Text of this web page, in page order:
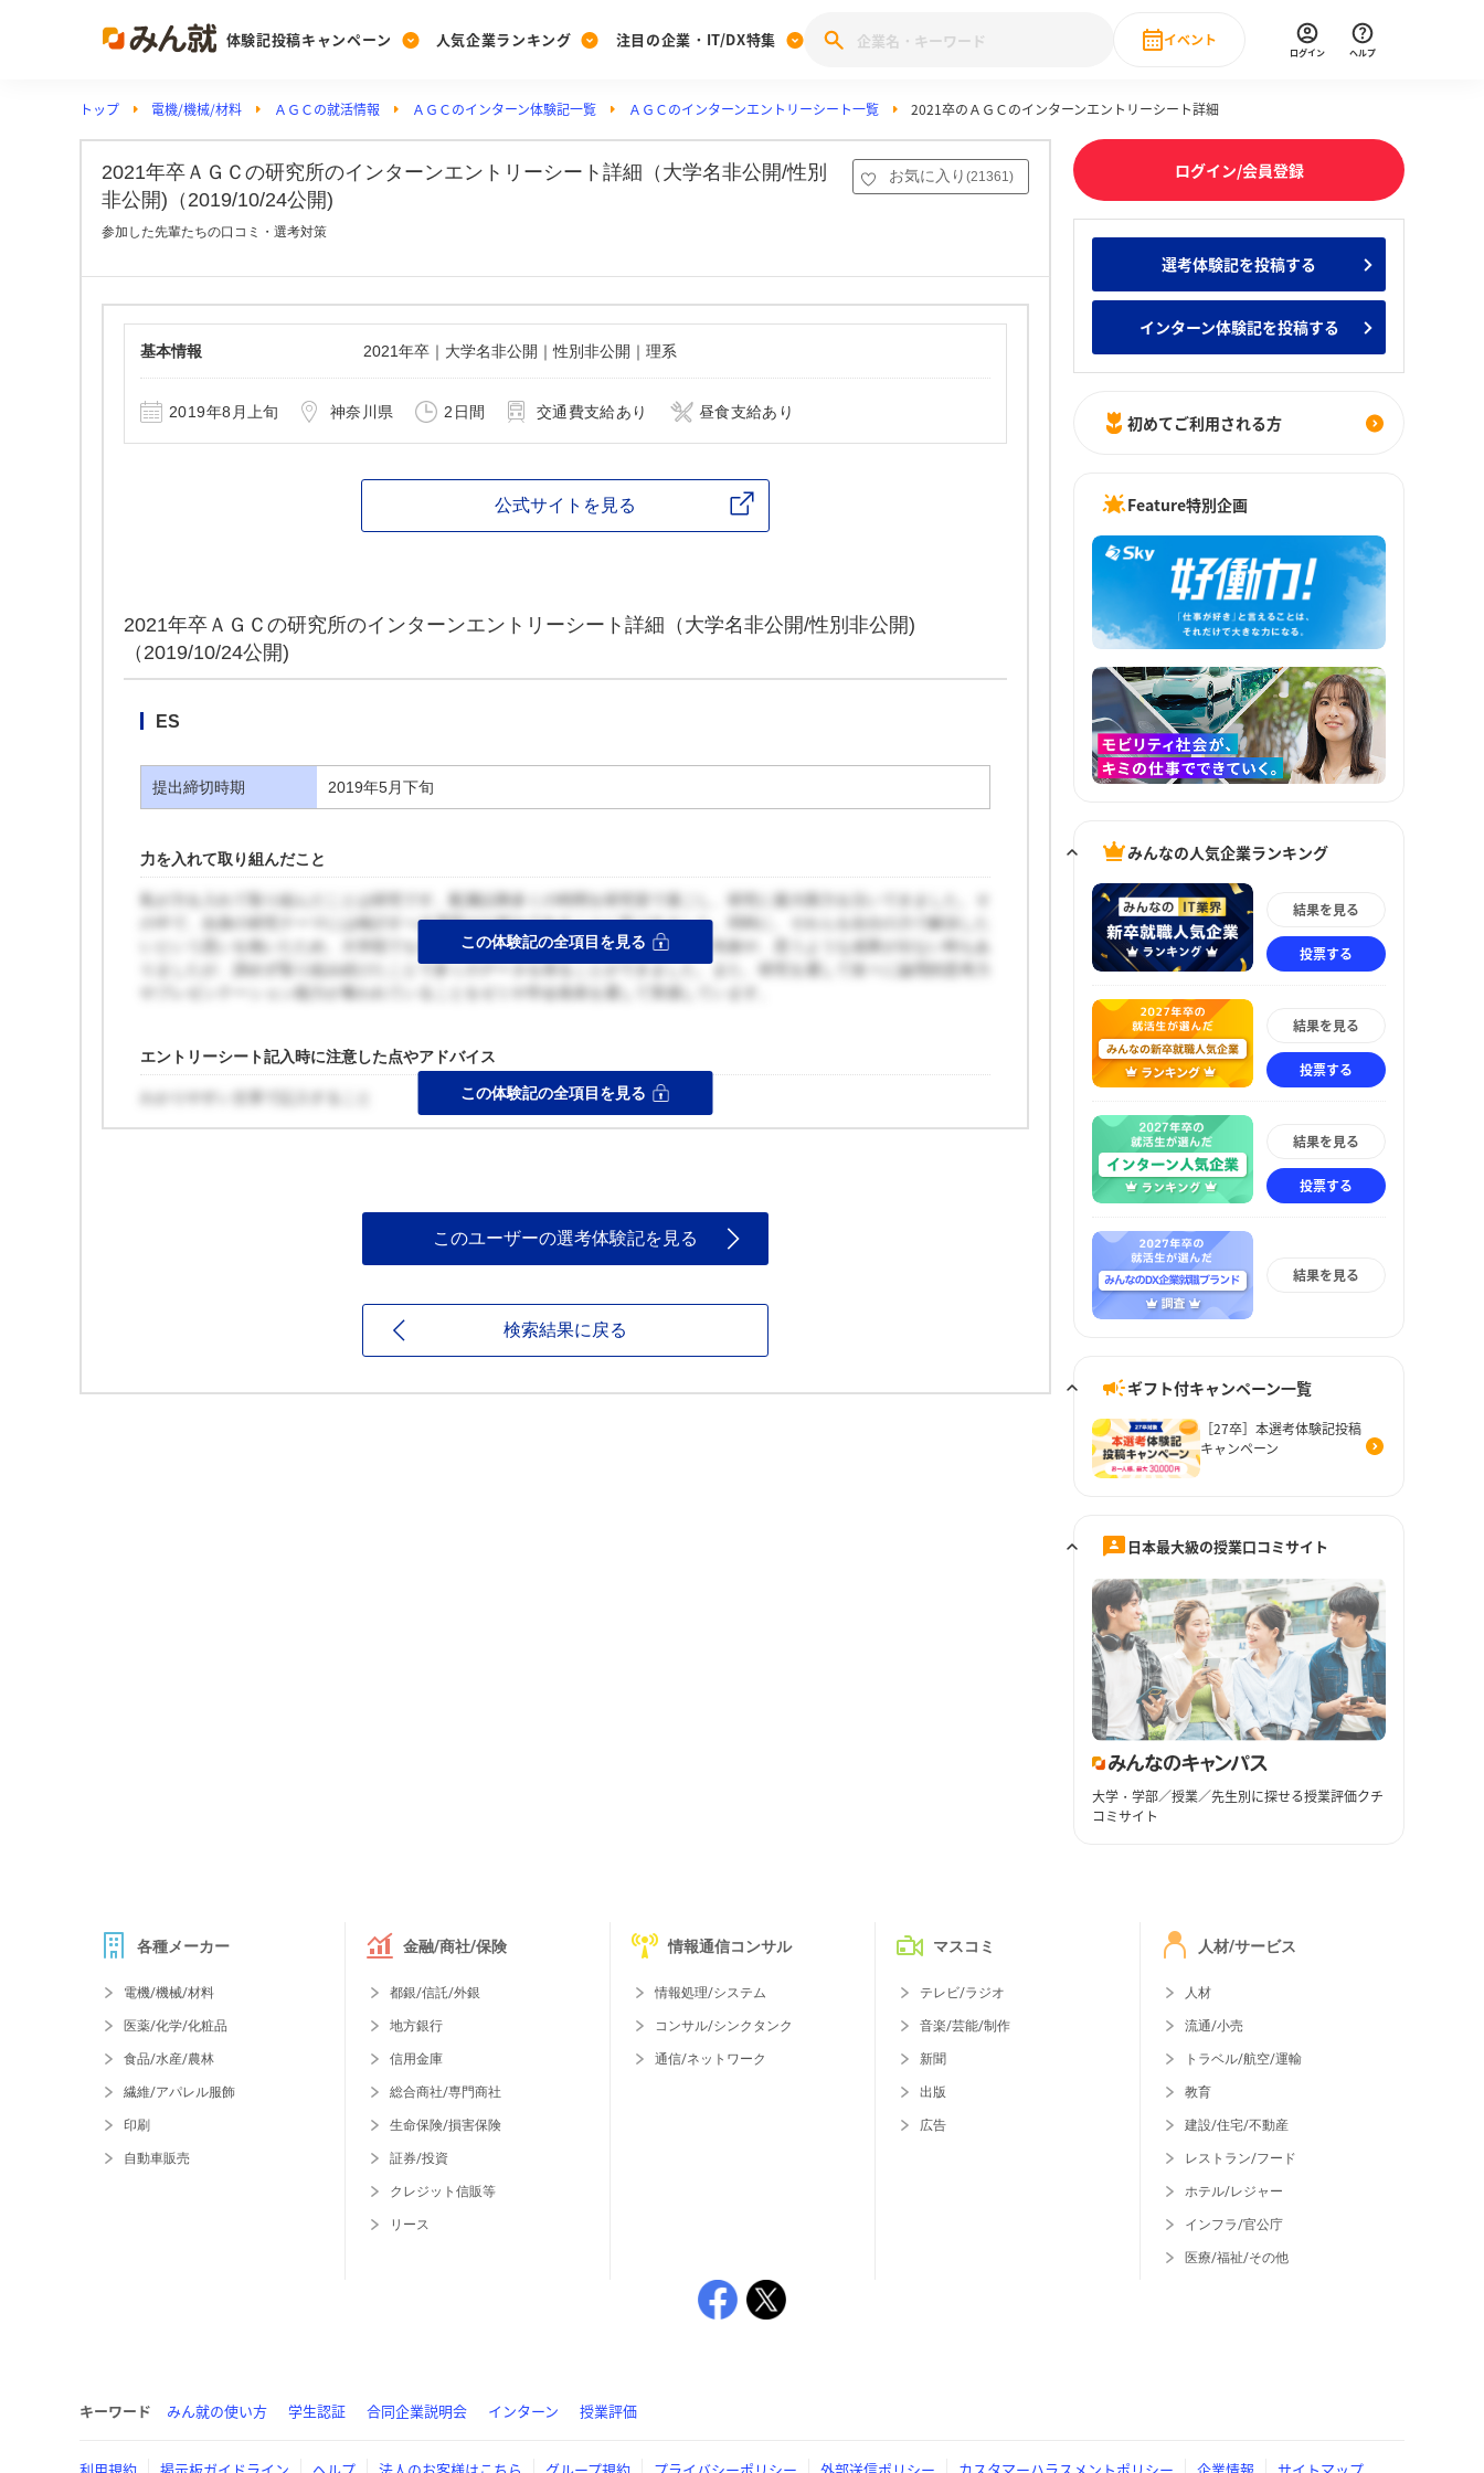
体験記投稿キャンペーン
Post
投稿する
[27卒] 本選考体験記投稿キャンペーン
人気企業ランキング
Ranking
ランキングを見る
みんなのDX企業就職ブランド調査
Vote みんなの新卒就職人気企業ランキング みんなのインターン人気企業ランキ
注目の企業・IT/DX特集
PickUp
注目の企業特集
28卒 IT・DX現場社員インタビュー
動画で知ろう！業界・企業研究
イベント
Event
直近のイベント一覧
ログイン ヘルプ
トップ 電機/機械/材料 ＡＧＣの就活情報 ＡＧＣのインターン体験記一覧 ＡＧＣのインターンエントリーシート一覧 2021卒のＡＧＣのインターンエントリーシート詳細
2021年卒ＡＧＣの研究所のインターンエントリーシート詳細（大学名非公開/性別
非公開)（2019/10/24公開)
お気に入り (21361)
参加した先輩たちの口コミ・選考対策
基本情報 2021年卒｜大学名非公開｜性別非公開｜理系
2019年8月上旬 神奈川県 2日間 交通費支給あり 昼食支給あり
公式サイトを見る
2021年卒ＡＧＣの研究所のインターンエントリーシート詳細（大学名非公開/性別非公開)
（2019/10/24公開)
ES
提出締切時期 2019年5月下旬
力を入れて取り組んだこと
私が力を入れて取り組んだことは研究です。配属以降多くの時間を研究室で過ごし、研究に最大限力を注いできました。そ
の中で、自身の研究テーマには検討すべき課題が山積みであることに気づきました。同時に、それらを自分の力で解決した
いという思いを抱いたため、大学院でも引き続き研究を進めています。実験の中で失敗や、思うような成果が出ない時もあ
りましたが、諦めず取り組み続けたことで多くのデータを得ることができました。また、研究を通して徐々に論理的思考力
やプレゼンテーション能力が養われていることをゼミや学会発表を通して実感しています。
この体験記の全項目を見る
エントリーシート記入時に注意した点やアドバイス
この体験記の全項目を見る
このユーザーの選考体験記を見る
検索結果に戻る
ログイン/会員登録
選考体験記を投稿する
インターン体験記を投稿する
初めてご利用される方
Feature特別企画
みんなの人気企業ランキング
結果を見る
投票する
結果を見る
投票する
結果を見る
投票する
結果を見る
ギフト付キャンペーン一覧
［27卒］本選考体験記投稿
キャンペーン
日本最大級の授業口コミサイト
大学・学部／授業／先生別に探せる授業評価クチ
コミサイト
各種メーカー
電機/機械/材料
医薬/化学/化粧品
食品/水産/農林
繊維/アパレル服飾
印刷
自動車販売
金融/商社/保険
都銀/信託/外銀
地方銀行
信用金庫
総合商社/専門商社
生命保険/損害保険
証券/投資
クレジット信販等
リース
情報通信コンサル
情報処理/システム
コンサル/シンクタンク
通信/ネットワーク
マスコミ
テレビ/ラジオ
音楽/芸能/制作
新聞
出版
広告
人材/サービス
人材
流通/小売
トラベル/航空/運輸
教育
建設/住宅/不動産
レストラン/フード
ホテル/レジャー
インフラ/官公庁
医療/福祉/その他
キーワード みん就の使い方 学生認証 合同企業説明会 インターン 授業評価